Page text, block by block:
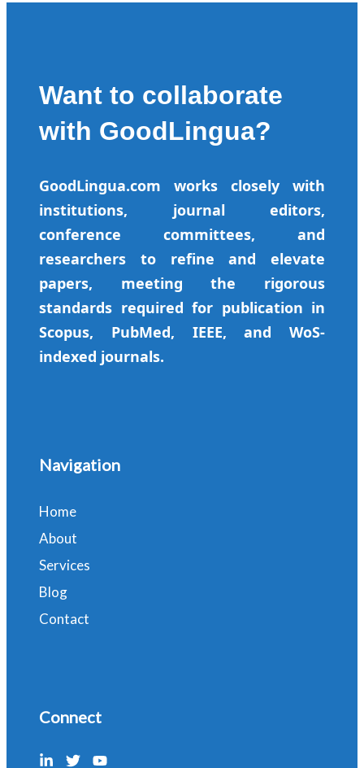
Want to collaborate
with GoodLingua?
GoodLingua.com works closely with
institutions, journal editors,
conference committees, and
researchers to refine and elevate
papers, meeting the rigorous
standards required for publication in
Scopus, PubMed, IEEE, and WoS-
indexed journals.
Navigation
Home
About
Services
Blog
Contact
Connect